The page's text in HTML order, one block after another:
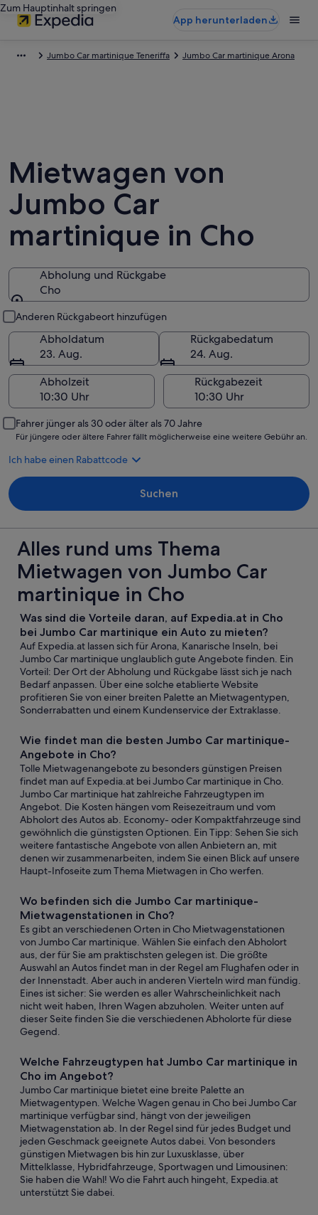
Zum Hauptinhalt springen
App herunterladen
Jumbo Car martinique Teneriffa Jumbo Car martinique Arona
Mietwagen von
Jumbo Car
martinique in Cho
Abholung und Rückgabe
Cho
Anderen Rückgabeort hinzufügen
Abholdatum
23. Aug.
Rückgabedatum
24. Aug.
Abholzeit
Rückgabezeit
Fahrer jünger als 30 oder älter als 70 Jahre
Für jüngere oder ältere Fahrer fällt möglicherweise eine weitere Gebühr an.
Ich habe einen Rabattcode
Suchen
Alles rund ums Thema
Mietwagen von Jumbo Car
martinique in Cho
Was sind die Vorteile daran, auf Expedia.at in Cho
bei Jumbo Car martinique ein Auto zu mieten?
Auf Expedia.at lassen sich für Arona, Kanarische Inseln, bei
Jumbo Car martinique unglaublich gute Angebote finden. Ein
Vorteil: Der Ort der Abholung und Rückgabe lässt sich je nach
Bedarf anpassen. Über eine solche etablierte Website
profitieren Sie von einer breiten Palette an Mietwagentypen,
Sonderrabatten und einem Kundenservice der Extraklasse.
Wie findet man die besten Jumbo Car martinique-
Angebote in Cho?
Tolle Mietwagenangebote zu besonders günstigen Preisen
findet man auf Expedia.at bei Jumbo Car martinique in Cho.
Jumbo Car martinique hat zahlreiche Fahrzeugtypen im
Angebot. Die Kosten hängen vom Reisezeitraum und vom
Abholort des Autos ab. Economy- oder Kompaktfahrzeuge sind
gewöhnlich die günstigsten Optionen. Ein Tipp: Sehen Sie sich
weitere fantastische Angebote von allen Anbietern an, mit
denen wir zusammenarbeiten, indem Sie einen Blick auf unsere
Haupt-Infoseite zum Thema Mietwagen in Cho werfen.
Wo befinden sich die Jumbo Car martinique-
Mietwagenstationen in Cho?
Es gibt an verschiedenen Orten in Cho Mietwagenstationen
von Jumbo Car martinique. Wählen Sie einfach den Abholort
aus, der für Sie am praktischsten gelegen ist. Die größte
Auswahl an Autos findet man in der Regel am Flughafen oder in
der Innenstadt. Aber auch in anderen Vierteln wird man fündig.
Eines ist sicher: Sie werden es aller Wahrscheinlichkeit nach
nicht weit haben, Ihren Wagen abzuholen. Weiter unten auf
dieser Seite finden Sie die verschiedenen Abholorte für diese
Gegend.
Welche Fahrzeugtypen hat Jumbo Car martinique in
Cho im Angebot?
Jumbo Car martinique bietet eine breite Palette an
Mietwagentypen. Welche Wagen genau in Cho bei Jumbo Car
martinique verfügbar sind, hängt von der jeweiligen
Mietwagenstation ab. In der Regel sind für jedes Budget und
jeden Geschmack geeignete Autos dabei. Von besonders
günstigen Mietwagen bis hin zur Luxusklasse, über
Mittelklasse, Hybridfahrzeuge, Sportwagen und Limousinen:
Sie haben die Wahl! Wo die Fahrt auch hingeht, Expedia.at
unterstützt Sie dabei.